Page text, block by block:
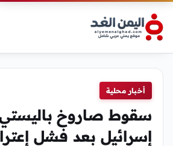
أخبار محلية
سقوط صاروخ
إسرائيل بعد فشل